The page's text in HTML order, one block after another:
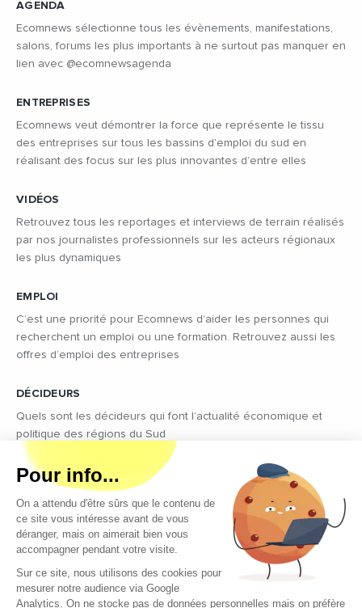
AGENDA
Ecomnews sélectionne tous les évènements, manifestations,
salons, forums les plus importants à ne surtout pas manquer en
lien avec @ecomnewsagenda
ENTREPRISES
Ecomnews veut démontrer la force que représente le tissu
des entreprises sur tous les bassins d’emploi du sud en
réalisant des focus sur les plus innovantes d’entre elles
VIDÉOS
Retrouvez tous les reportages et interviews de terrain réalisés
par nos journalistes professionnels sur les acteurs régionaux
les plus dynamiques
EMPLOI
C’est une priorité pour Ecomnews d’aider les personnes qui
recherchent un emploi ou une formation. Retrouvez aussi les
offres d’emploi des entreprises
DÉCIDEURS
Quels sont les décideurs qui font l’actualité économique et
politique des régions du Sud
Copyright © 2026 - Tous droits réservés
Qui sommes-nous ?
Contact